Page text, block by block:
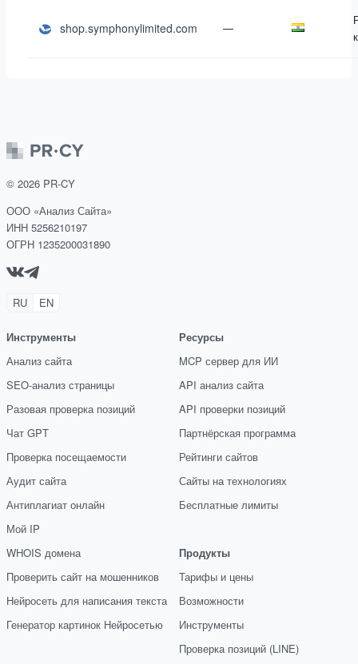
shop.symphonylimited.com —
© 2026 PR-CY
ООО «Анализ Сайта»
ИНН 5256210197
ОГРН 1235200031890
RU EN
Инструменты
Анализ сайта
SEO-анализ страницы
Разовая проверка позиций
Чат GPT
Проверка посещаемости
Аудит сайта
Антиплагиат онлайн
Мой IP
WHOIS домена
Проверить сайт на мошенников
Нейросеть для написания текста
Генератор картинок Нейросетью
Ресурсы
MCP сервер для ИИ
API анализ сайта
API проверки позиций
Партнёрская программа
Рейтинги сайтов
Сайты на технологиях
Бесплатные лимиты
Продукты
Тарифы и цены
Возможности
Инструменты
Проверка позиций (LINE)